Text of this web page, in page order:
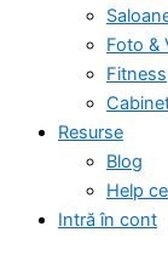
Foto &
Fitness
Resurse
Blog
Help
Intră în cont